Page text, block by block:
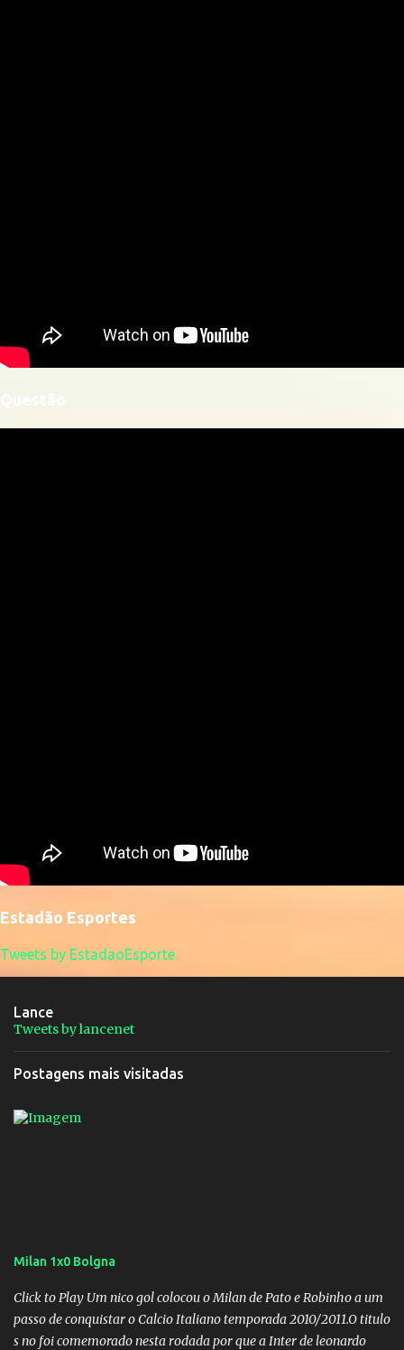
Questão
Estadão Esportes
Tweets by EstadaoEsporte
Lance
Tweets by lancenet
Postagens mais visitadas
Milan 1x0 Bolgna
Click to Play Um nico gol colocou o Milan de Pato e Robinho a um
passo de conquistar o Calcio Italiano temporada 2010/2011.O titulo
s no foi comemorado nesta rodada por que a Inter de leonardo